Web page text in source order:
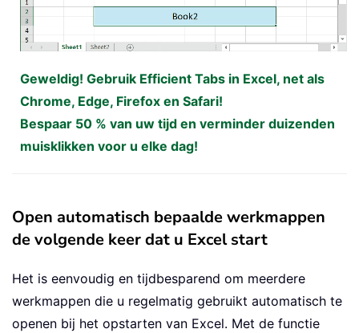
Geweldig! Gebruik Efficient Tabs in Excel, net als
Chrome, Edge, Firefox en Safari!
Bespaar 50 % van uw tijd en verminder duizenden
muisklikken voor u elke dag!
Open automatisch bepaalde werkmappen
de volgende keer dat u Excel start
Het is eenvoudig en tijdbesparend om meerdere
werkmappen die u regelmatig gebruikt automatisch te
openen bij het opstarten van Excel. Met de functie